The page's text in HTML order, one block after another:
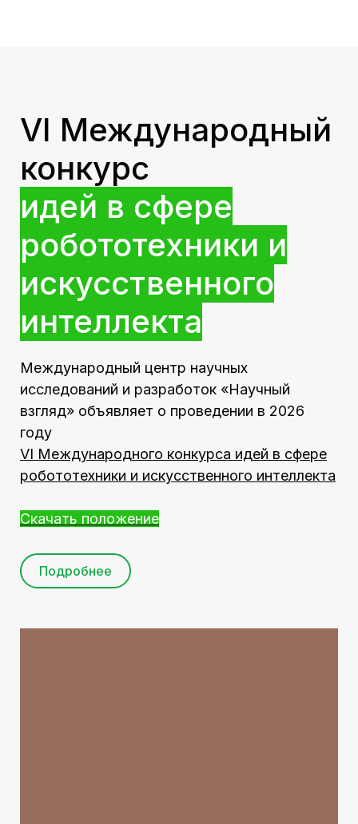
VI Международный
конкурс
идей в сфере
робототехники и
искусственного
интеллекта
Международный центр научных
исследований и разработок «Научный
взгляд» объявляет о проведении в 2026
году
VI Международного конкурса идей в сфере
робототехники и искусственного интеллекта
Скачать положение
Подробнее